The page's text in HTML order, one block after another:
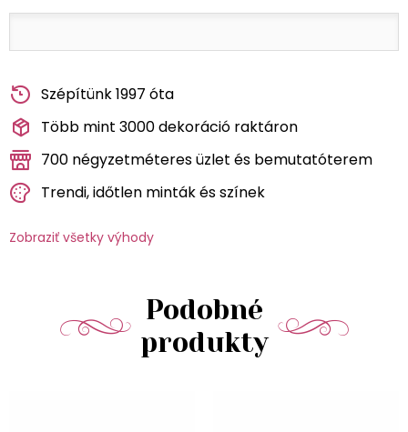
Szépítünk 1997 óta
Több mint 3000 dekoráció raktáron
700 négyzetméteres üzlet és bemutatóterem
Trendi, időtlen minták és színek
Zobraziť všetky výhody
Podobné
produkty